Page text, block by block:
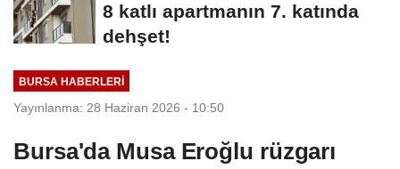
8 katlı apartmanın 7. katında
dehşet!
BURSA HABERLERI
Yayınlanma: 28 Haziran 2026 - 10:50
Bursa'da Musa Eroğlu rüzgarı